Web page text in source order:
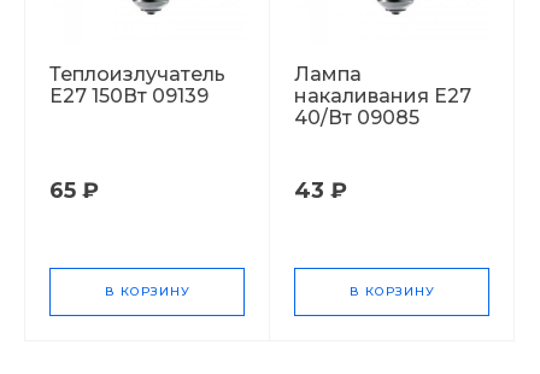
Теплоизлучатель
Е27 150Вт 09139
65 ₽
В КОРЗИНУ
Лампа
накаливания Е27
40/Вт 09085
43 ₽
В КОРЗИНУ